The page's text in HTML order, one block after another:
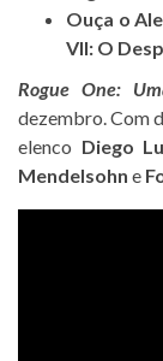
Ouça o
VII: O
Rogue One:
dezembro. Com
elenco Diego
Mendelsohn e